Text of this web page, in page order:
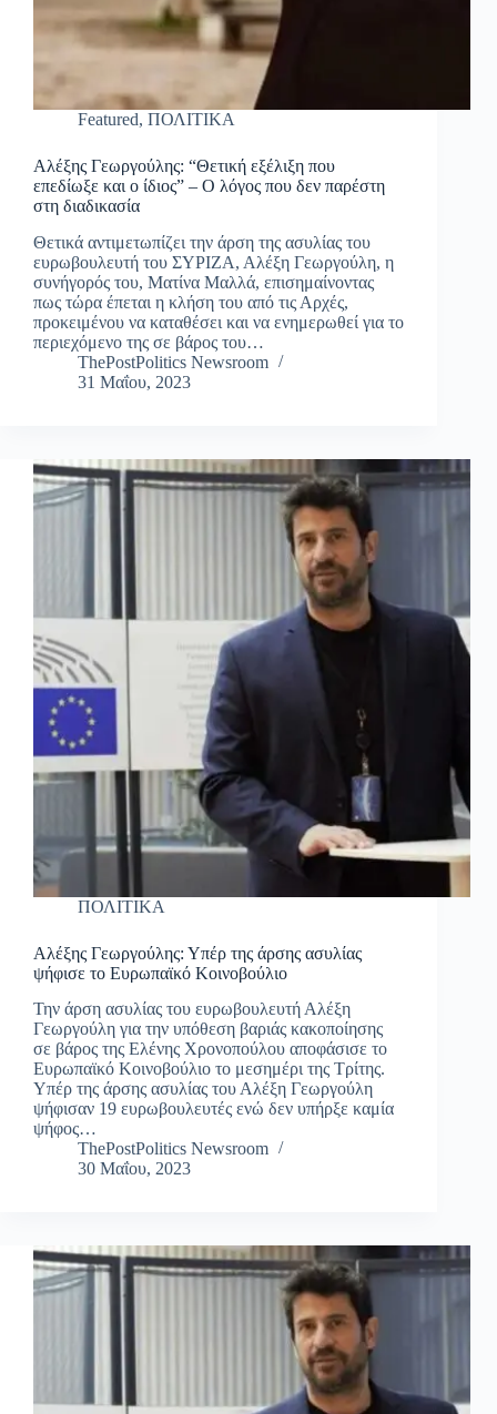
Featured, ΠΟΛΙΤΙΚΑ
Αλέξης Γεωργούλης: “Θετική εξέλιξη που
επεδίωξε και ο ίδιος” – Ο λόγος που δεν παρέστη
στη διαδικασία
Θετικά αντιμετωπίζει την άρση της ασυλίας του
ευρωβουλευτή του ΣΥΡΙΖΑ, Αλέξη Γεωργούλη, η
συνήγορός του, Ματίνα Μαλλά, επισημαίνοντας
πως τώρα έπεται η κλήση του από τις Αρχές,
προκειμένου να καταθέσει και να ενημερωθεί για το
περιεχόμενο της σε βάρος του…
ThePostPolitics Newsroom
31 Μαΐου, 2023
ΠΟΛΙΤΙΚΑ
Αλέξης Γεωργούλης: Υπέρ της άρσης ασυλίας
ψήφισε το Ευρωπαϊκό Κοινοβούλιο
Την άρση ασυλίας του ευρωβουλευτή Αλέξη
Γεωργούλη για την υπόθεση βαριάς κακοποίησης
σε βάρος της Ελένης Χρονοπούλου αποφάσισε το
Ευρωπαϊκό Κοινοβούλιο το μεσημέρι της Τρίτης.
Υπέρ της άρσης ασυλίας του Αλέξη Γεωργούλη
ψήφισαν 19 ευρωβουλευτές ενώ δεν υπήρξε καμία
ψήφος…
ThePostPolitics Newsroom
30 Μαΐου, 2023